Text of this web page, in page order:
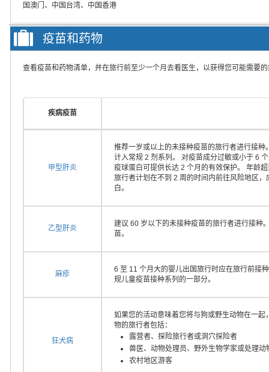
国澳门、中国台湾、中国香港
疫苗和药物
查看疫苗和药物清单，并在旅行前至少一个月去看医生，以获得您可能需要
疾病疫苗
甲型肝炎
推荐一岁或以上的未接种疫苗的旅行者进行接
计入常规 2 剂系列。 对疫苗成分过敏或小于 6
疫球蛋白可提供长达 2 个月的有效保护。 年龄
旅行者计划在不到 2 周的时间内前往风险地区
白。
乙型肝炎
建议 60 岁以下的未接种疫苗的旅行者进行接种
苗。
麻疹
6 至 11 个月大的婴儿出国旅行时应在旅行前接
规儿童疫苗接种系列的一部分。
狂犬病
如果您的活动意味着您将与狗或野生动物在一
物的旅行者包括：
露营者、探险旅行者或洞穴探险者
兽医、动物处理员、野外生物学家或处理
农村地区游客